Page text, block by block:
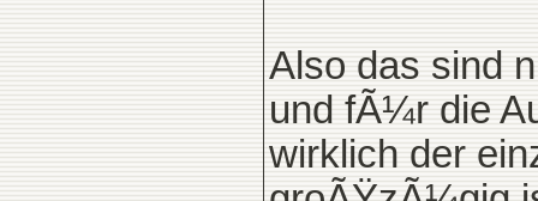
Also das sind
und fÃ¼r die
wirklich der